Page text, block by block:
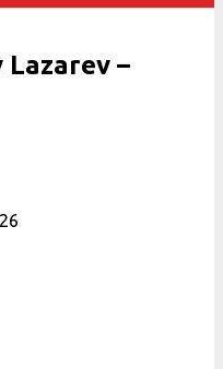
Lazarev –